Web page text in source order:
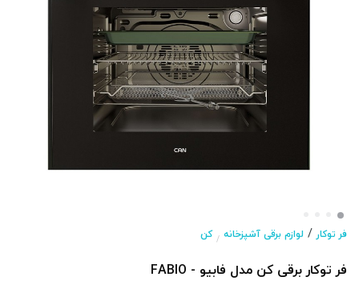
فر توکار/ لوازم برقی آشپزخانه / کن
فر توکار برقی کن مدل فابیو - FABIO